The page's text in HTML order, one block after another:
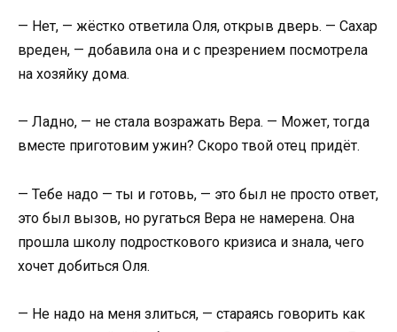
— Нет, — жёстко ответила Оля, открыв дверь. — Сахар
вреден, — добавила она и с презрением посмотрела
на хозяйку дома.
— Ладно, — не стала возражать Вера. — Может, тогда
вместе приготовим ужин? Скоро твой отец придёт.
— Тебе надо — ты и готовь, — это был не просто ответ,
это был вызов, но ругаться Вера не намерена. Она
прошла школу подросткового кризиса и знала, чего
хочет добиться Оля.
— Не надо на меня злиться, — стараясь говорить как